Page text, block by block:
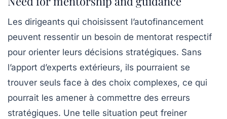
Les dirigeants qui choisissent l’autofinancement
peuvent ressentir un besoin de mentorat respectif
pour orienter leurs décisions stratégiques. Sans
l’apport d’experts extérieurs, ils pourraient se
trouver seuls face à des choix complexes, ce qui
pourrait les amener à commettre des erreurs
stratégiques. Une telle situation peut freiner